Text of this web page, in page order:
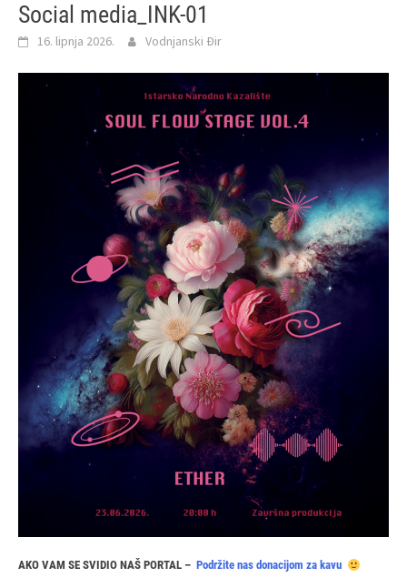
Social media_INK-01
16. lipnja 2026. Vodnjanski Đir
AKO VAM SE SVIDIO NAŠ PORTAL – Podržite nas donacijom za kavu